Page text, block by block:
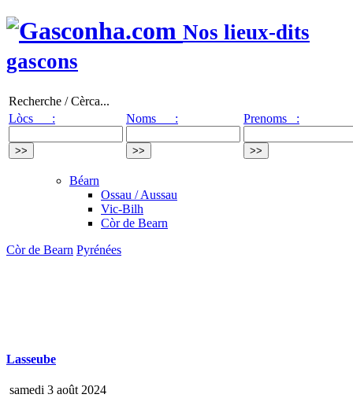
Nos lieux-dits
gascons
Recherche / Cèrca...
Lòcs :
Noms : Prenoms :
Béarn
Ossau / Aussau
Vic-Bilh
Còr de Bearn
Còr de Bearn Pyrénées
Lasseube
samedi 3 août 2024